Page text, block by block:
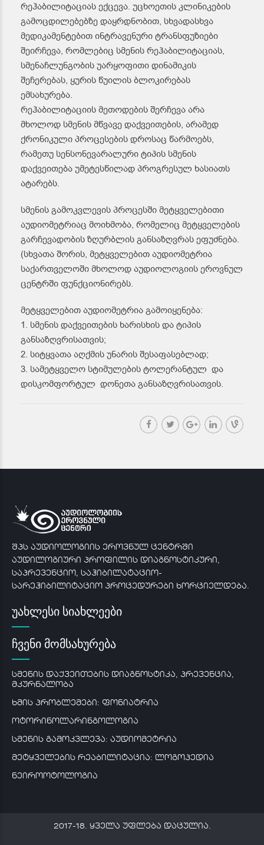
რეჰაბილიტაციას ექცევა. უცხოეთის კლინიკების
გამოცდილებებზე დაყრდნობით, სხვადასხვა
მედიკამენტებით ინტრავენური ტრანსფუზიები
შეირჩევა, რომლებიც სმენის რეჰაბილიტაციას,
სმენაჩლუნგობის უარყოფითი დინამიკის
შეჩერებას, ყურის წუილის ბლოკირებას
ემსახურება.
რეჰაბილიტაციის მეთოდების შერჩევა არა
მხოლოდ სმენის მწვავე დაქვეითების, არამედ
ქრონიკული პროცესების დროსაც წარმოებს,
რამეთუ სენსონევარალური ტიპის სმენის
დაქვეითება უმეტესწილად პროგრესულ ხასიათს
ატარებს.
სმენის გამოკვლევის პროცესში მეტყველებითი
აუდიომეტრიაც მოიხმობა, რომელიც მეტყველების
გარჩევადობის ზღურბლის განსაზღვრას ეფუძნება.
(სხვათა შორის, მეტყველებით აუდიომეტრია
საქართველოში მხოლოდ აუდიოლოგიის ეროვნულ
ცენტრში ფუნქციონირებს.
მეტყველებით აუდიომეტრია გამოიყენება:
1. სმენის დაქვეითების ხარისხის და ტიპის
განსაზღვრისათვის;
2. სიტყვათა აღქმის უნარის შესაფასებლად;
3. სამეტყველო სტიმულების ტოლერანტულ და
დისკომფორტულ დონეთა განსაზღვრისათვის.
შპს აუდიოლოგიის ეროვნულ ცენტრში
აუდილოგიური პროფილის დიაგნოსტიკური,
საპრევენციო, საჰიბილატაციო-
სარეჰიბილიტაციო პროცედურები ხორციელდება.
უახლესი სიახლეები
ჩვენი მომსახურება
სმენის დაქვეითების დიაგნოსტიკა, პრევენცია,
მკურნალობა
ხმის პრობლემები: ფონიატრია
ოტორინოლარინგოლოგია
სმენის გამოკვლევა: აუდიომეტრია
მეტყველების რეაბილიტაცია: ლოგოპედია
ნეიროოტოლოგია
2017-18. ყველა უფლება დაცულია.